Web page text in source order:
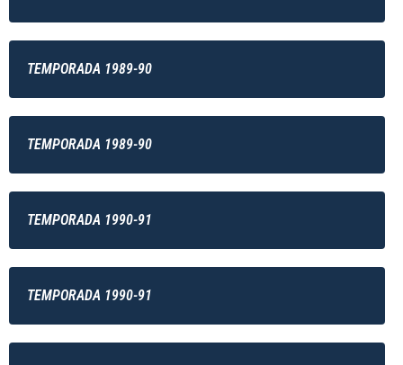
TEMPORADA 1989-90
TEMPORADA 1989-90
TEMPORADA 1990-91
TEMPORADA 1990-91